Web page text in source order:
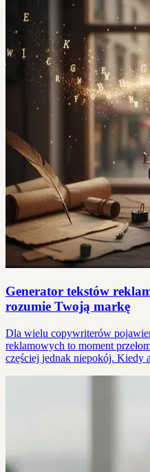
Generator tekstów
rozumie Twoją markę
Dla wielu copywriterów
reklamowych to moment
częściej jednak niepokój. Kiedy